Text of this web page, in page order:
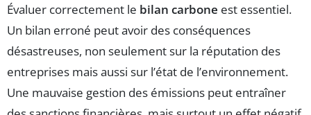
Évaluer correctement le bilan carbone est essentiel.
Un bilan erroné peut avoir des conséquences
désastreuses, non seulement sur la réputation des
entreprises mais aussi sur l’état de l’environnement.
Une mauvaise gestion des émissions peut entraîner